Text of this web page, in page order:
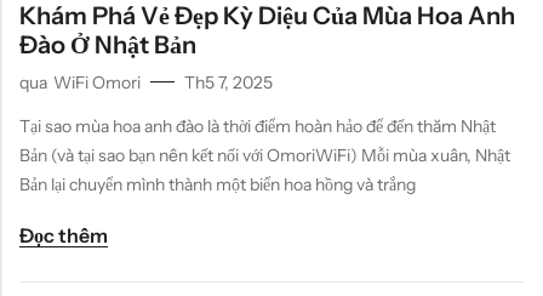
Khám Phá Vẻ Đẹp Kỳ Diệu Của Mùa Hoa Anh
Đào Ở Nhật Bản
qua WiFi Omori
Th5 7, 2025
Tại sao mùa hoa anh đào là thời điểm hoàn hảo để đến thăm Nhật
Bản (và tại sao bạn nên kết nối với OmoriWiFi) Mỗi mùa xuân, Nhật
Bản lại chuyển mình thành một biển hoa hồng và trắng
Đọc thêm